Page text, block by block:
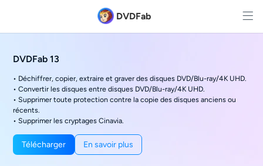
DVDFab
DVDFab 13
• Déchiffrer, copier, extraire et graver des disques DVD/Blu-ray/4K UHD.
• Convertir les disques entre disques DVD/Blu-ray/4K UHD.
• Supprimer toute protection contre la copie des disques anciens ou
récents.
• Supprimer les cryptages Cinavia.
Télécharger En savoir plus